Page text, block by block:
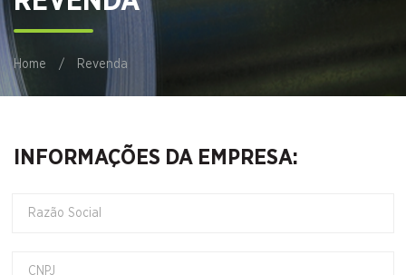
Home / Revenda
INFORMAÇÕES DA EMPRESA: